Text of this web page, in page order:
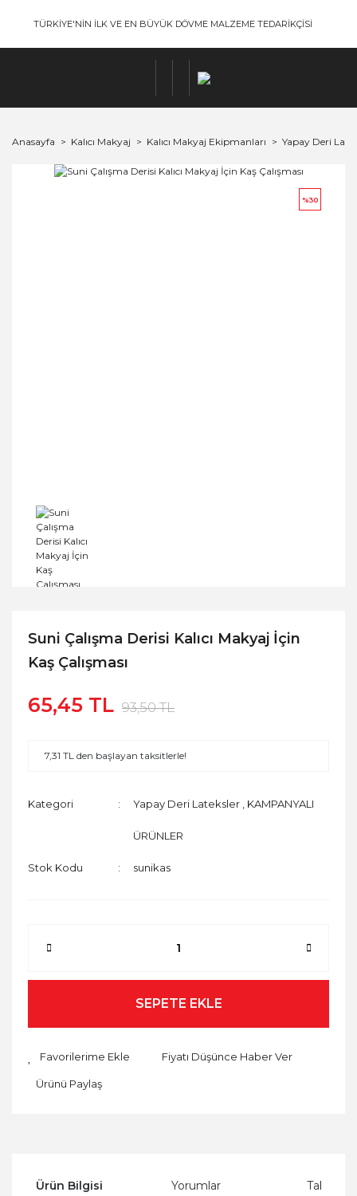
TÜRKİYE'NİN İLK VE EN BÜYÜK DÖVME MALZEME TEDARİKÇİSİ
Anasayfa Kalıcı Makyaj Kalıcı Makyaj Ekipmanları Yapay Deri
%30
Suni Çalışma Derisi Kalıcı Makyaj İçin
Kaş Çalışması
65,45 TL 93,50 TL
7,31 TL den başlayan taksitlerle!
Kategori Yapay Deri Lateksler KAMPANYALI
ÜRÜNLER
Stok Kodu sunikas
SEPETE EKLE
Fiyatı Düşünce Haber Ver
Ürünü Paylaş
Ürün Bilgisi Yorumlar Taksit